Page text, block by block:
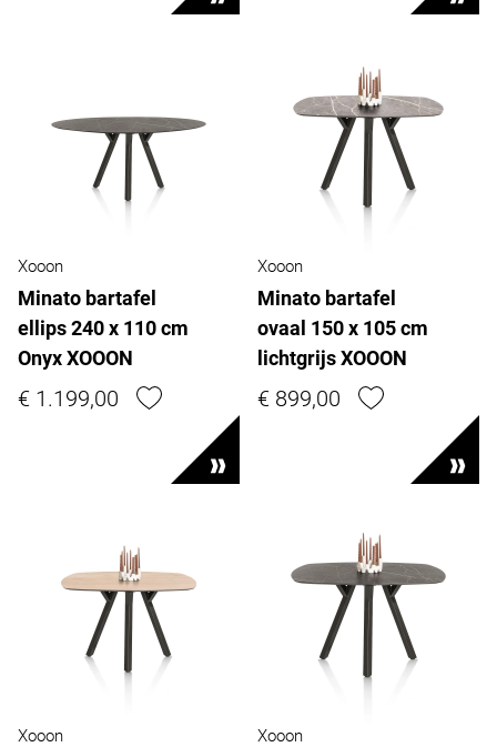
Xooon
Minato bartafel
ellips 240 x 110 cm
Onyx XOOON
€ 1.199,00
Xooon
Minato bartafel
ovaal 150 x 105 cm
lichtgrijs XOOON
€ 899,00
Xooon Xooon